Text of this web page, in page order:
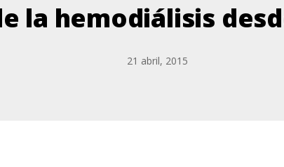
la hemodiálisis
21 abril, 2015